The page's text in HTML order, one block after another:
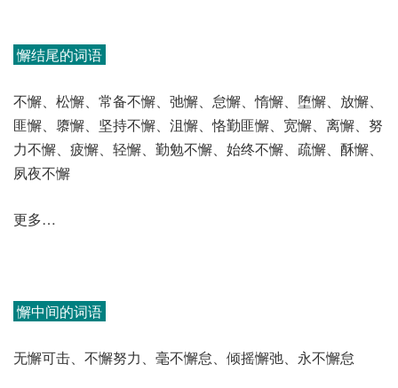
懈结尾的词语
不懈、松懈、常备不懈、弛懈、怠懈、惰懈、堕懈、放懈、
匪懈、隳懈、坚持不懈、沮懈、恪勤匪懈、宽懈、离懈、努
力不懈、疲懈、轻懈、勤勉不懈、始终不懈、疏懈、酥懈、
夙夜不懈
更多…
懈中间的词语
无懈可击、不懈努力、毫不懈怠、倾摇懈弛、永不懈怠